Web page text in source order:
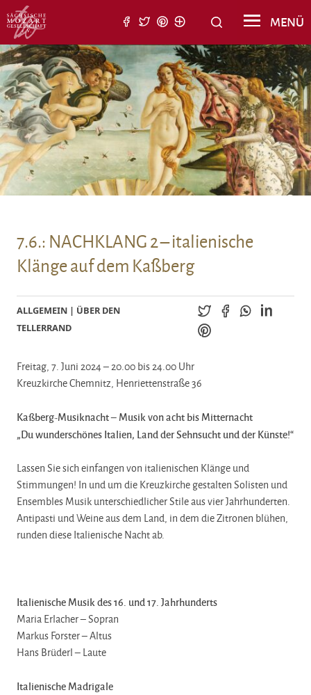
Suchen
MENÜ
7.6.: NACHKLANG 2 – italienische
Klänge auf dem Kaßberg
ALLGEMEIN | ÜBER DEN
TELLERRAND
Freitag, 7. Juni 2024 – 20.00 bis 24.00 Uhr
Kreuzkirche Chemnitz, Henriettenstraße 36
Kaßberg-Musiknacht – Musik von acht bis Mitternacht
„Du wunderschönes Italien, Land der Sehnsucht und der Künste!“
Lassen Sie sich einfangen von italienischen Klänge und
Stimmungen! In und um die Kreuzkirche gestalten Solisten und
Ensembles Musik unterschiedlicher Stile aus vier Jahrhunderten.
Antipasti und Weine aus dem Land, in dem die Zitronen blühen,
runden diese Italienische Nacht ab.
Italienische Musik des 16. und 17. Jahrhunderts
Maria Erlacher – Sopran
Markus Forster – Altus
Hans Brüderl – Laute
Italienische Madrigale